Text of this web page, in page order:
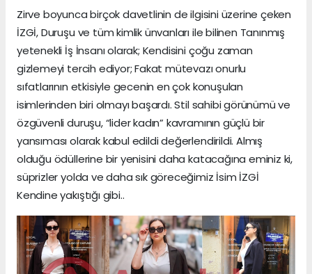
Zirve boyunca birçok davetlinin de ilgisini üzerine çeken
İZGİ, Duruşu ve tüm kimlik ünvanları ile bilinen Tanınmış
yetenekli İş İnsanı olarak; Kendisini çoğu zaman
gizlemeyi tercih ediyor; Fakat mütevazı onurlu
sıfatlarının etkisiyle gecenin en çok konuşulan
isimlerinden biri olmayı başardı. Stil sahibi görünümü ve
özgüvenli duruşu, “lider kadın” kavramının güçlü bir
yansıması olarak kabul edildi değerlendirildi. Almış
olduğu ödüllerine bir yenisini daha katacağına eminiz ki,
süprizler yolda ve daha sık göreceğimiz İsim İZGİ
Kendine yakıştığı gibi..